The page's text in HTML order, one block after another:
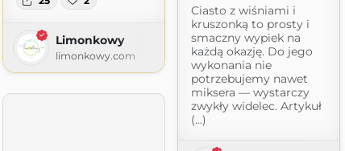
Limonkowy
limonkowy.com
Ciasto z wiśniami i
kruszonką to prosty i
smaczny wypiek na
każdą okazję. Do jego
wykonania nie
potrzebujemy nawet
miksera — wystarczy
zwykły widelec. Artykuł
(...)